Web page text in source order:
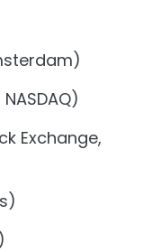
Exchange,